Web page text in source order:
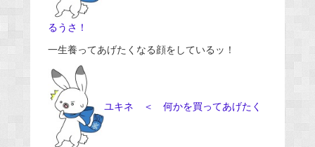
るうさ！
一生養ってあげたくなる顔をしているッ！
ユキネ ＜ 何かを買ってあげたく